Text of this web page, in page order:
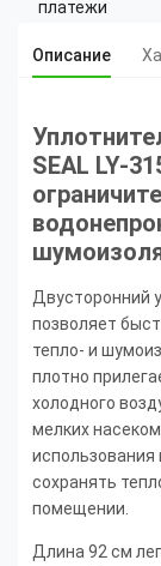
Описание
SEAL LY-
Двусторонний
позволяет
тепло- и
плотно
холодного
мелких
использования
сохранять
помещении.
Длина 92 см